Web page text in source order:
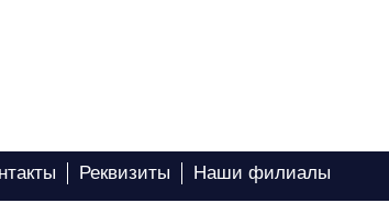
Реквизиты Наши филиалы